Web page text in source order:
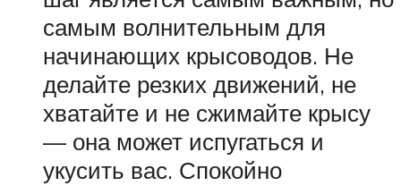
самым волнительным для
начинающих крысоводов. Не
делайте резких движений, не
хватайте и не сжимайте крысу
— она может испугаться и
укусить вас. Спокойно